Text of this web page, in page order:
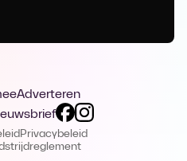
Adverteren
Privacybeleid